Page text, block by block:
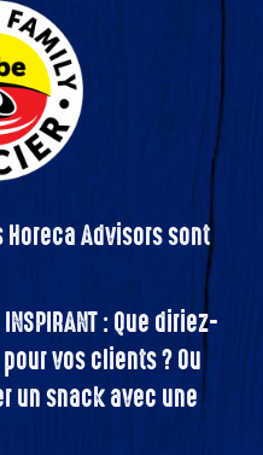
Horeca Advisors sont
INSPIRANT : Que diriez-
vos clients ? Ou
un snack avec une